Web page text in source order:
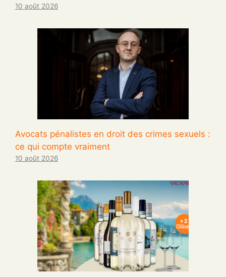
10 août 2026
Avocats pénalistes en droit des crimes sexuels :
ce qui compte vraiment
10 août 2026